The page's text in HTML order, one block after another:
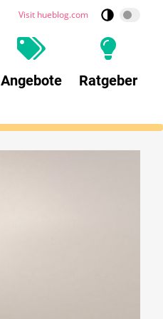
Visit hueblog.com
Angebote Ratgeber